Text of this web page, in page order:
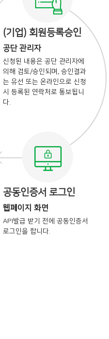
(기업) 회원등록승인
공단 관리자
신청된 내용은 공단 관리자에
의해 검토/승인되며, 승인결과
는 유선 또는 온라인으로 신청
시 등록된 연락처로 통보됩니
다.
공동인증서 로그인
웹페이지 화면
API발급 받기 전에 공동인증서
로그인을 합니다.